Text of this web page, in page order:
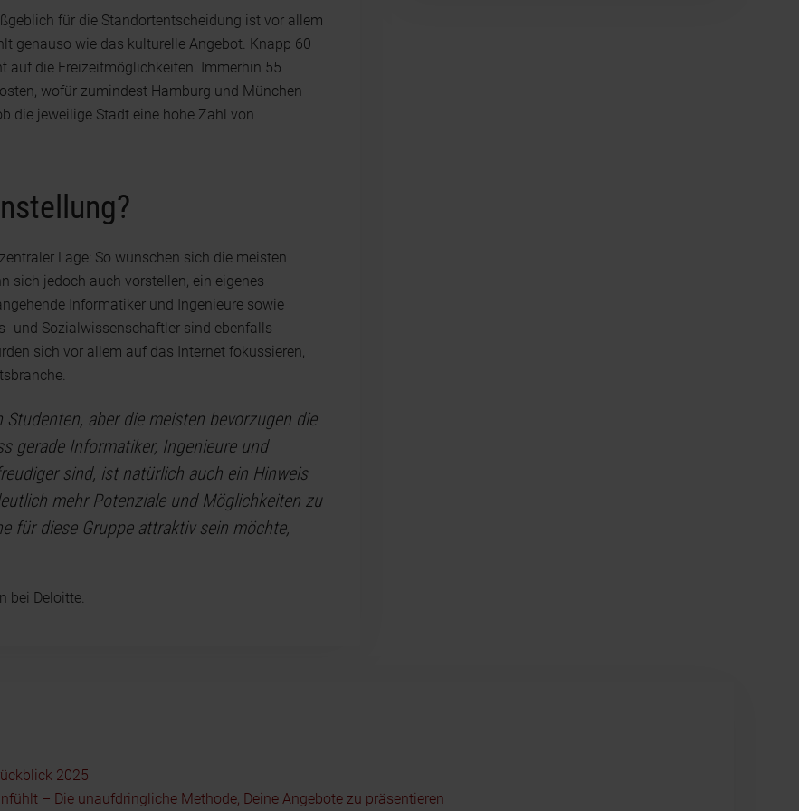
für die Standortentscheidung ist vor allem
genauso wie das kulturelle Angebot. Knapp 60
auf die Freizeitmöglichkeiten. Immerhin 55
wofür zumindest Hamburg und München
die jeweilige Stadt eine hohe Zahl von
Lage: So wünschen sich die meisten
sich jedoch auch vorstellen, ein eigenes
Informatiker und Ingenieure sowie
und Sozialwissenschaftler sind ebenfalls
sich vor allem auf das Internet fokussieren,
aber die meisten bevorzugen die
gerade Informatiker, Ingenieure und
sind, ist natürlich auch ein Hinweis
mehr Potenziale und Möglichkeiten zu
für diese Gruppe attraktiv sein möchte,
bei Deloitte.
2025
– Die unaufdringliche Methode, Deine Angebote zu präsentieren